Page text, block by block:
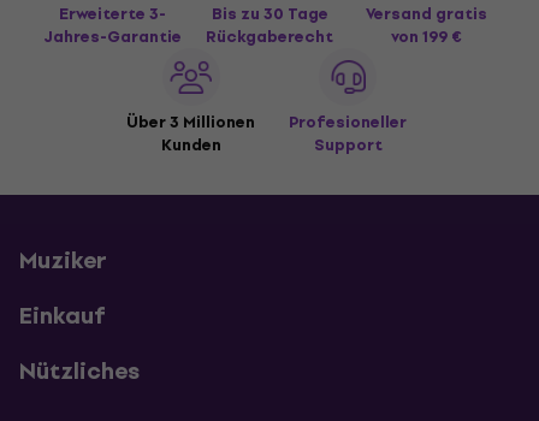
Erweiterte 3-
Jahres-Garantie
Bis zu 30 Tage
Rückgaberecht
Versand gratis
von 199 €
Über 3 Millionen
Kunden
Profesioneller
Support
Muziker
Einkauf
Nützliches